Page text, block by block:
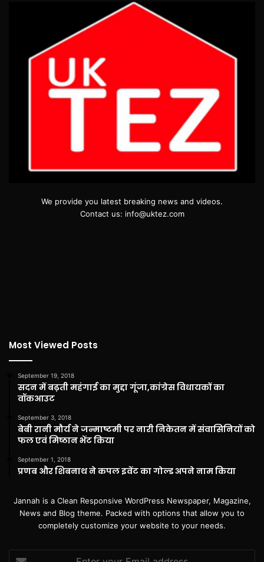
We provide you latest breaking news and videos.
Contact us: info@uktez.com
Most Viewed Posts
September 19, 2018
सदन में बढ़ती महंगाई का मुद्दा गूंजा,कांग्रेस विधायकों का
वॉकआउट
September 3, 2018
बेबी रानी मौर्य ने जन्माष्टमी पर नारी निकेतन में संवासिनियों को
फल एवं मिष्ठान भेंट किया
September 1, 2018
प्रणब और शिबनाथ ने कपल इवेंट का गोल्ड अपने नाम किया
Jannah is a Clean Responsive WordPress Newspaper, Magazine,
News and Blog theme. Packed with options that allow you to
completely customize your website to your needs.